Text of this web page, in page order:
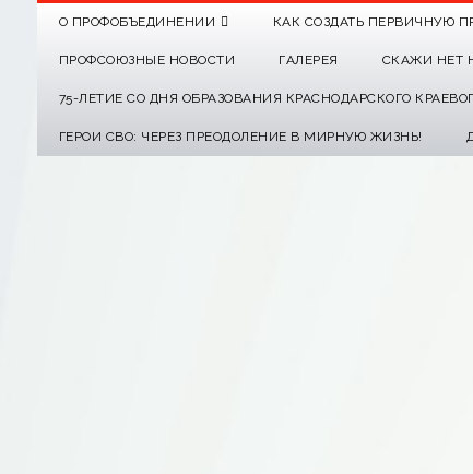
О ПРОФОБЪЕДИНЕНИИ КАК СОЗДАТЬ ПЕРВИЧНУЮ
ПРОФСОЮЗНЫЕ НОВОСТИ ГАЛЕРЕЯ СКАЖИ НЕТ
75-ЛЕТИЕ СО ДНЯ ОБРАЗОВАНИЯ КРАСНОДАРСКОГО
ГЕРОИ СВО: ЧЕРЕЗ ПРЕОДОЛЕНИЕ В МИРНУЮ ЖИЗНЬ!